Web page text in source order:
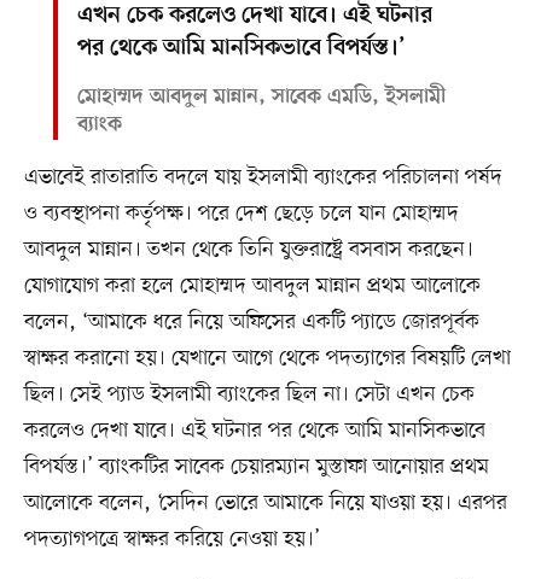
এখন চেক করলেও দেখা যাবে। এই ঘটনার
পর থেকে আমি মানসিকভাবে বিপর্যস্ত।’
মোহাম্মদ আবদুল মান্নান, সাবেক এমডি, ইসলামী
ব্যাংক
এভাবেই রাতারাতি বদলে যায় ইসলামী ব্যাংকের পরিচালনা পর্ষদ
ও ব্যবস্থাপনা কর্তৃপক্ষ। পরে দেশ ছেড়ে চলে যান মোহাম্মদ
আবদুল মান্নান। তখন থেকে তিনি যুক্তরাষ্ট্রে বসবাস করছেন।
যোগাযোগ করা হলে মোহাম্মদ আবদুল মান্নান প্রথম আলোকে
বলেন, ‘আমাকে ধরে নিয়ে অফিসের একটি প্যাডে জোরপূর্বক
স্বাক্ষর করানো হয়। যেখানে আগে থেকে পদত্যাগের বিষয়টি লেখা
ছিল। সেই প্যাড ইসলামী ব্যাংকের ছিল না। সেটা এখন চেক
করলেও দেখা যাবে। এই ঘটনার পর থেকে আমি মানসিকভাবে
বিপর্যস্ত।’ ব্যাংকটির সাবেক চেয়ারম্যান মুস্তাফা আনোয়ার প্রথম
আলোকে বলেন, ‘সেদিন ভোরে আমাকে নিয়ে যাওয়া হয়। এরপর
পদত্যাগপত্রে স্বাক্ষর করিয়ে নেওয়া হয়।’